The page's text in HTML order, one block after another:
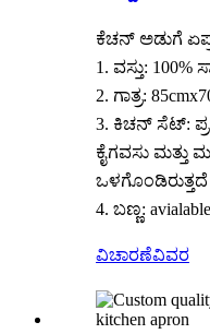
ಕೆಚನ್ ಅಡುಗೆ
1. ವಸ್ತು: 100%
2. ಗಾತ್ರ:
3. ಕಿಚನ್ ಸೆಟ್:
ಕೈಗವಸು ಮತ್ತು
ಒಳಗೊಂಡಿರುತ್ತದೆ
4. ಬಣ್ಣ:
ವಿಚಾರಣೆವಿವರ